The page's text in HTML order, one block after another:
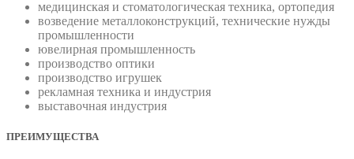
медицинская и стоматологическая техника, ортопедия
возведение мeталлоконструкций, технические нужды
промышленности
ювелирная промышленность
производство оптики
производство игрушек
рекламная техника и индустрия
выставочная индустрия
ПРЕИМУЩЕСТВА